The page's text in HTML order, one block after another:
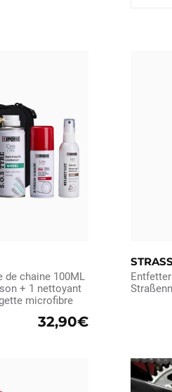
de chaine 100ML
+ 1 nettoyant
microfibre
32,90€